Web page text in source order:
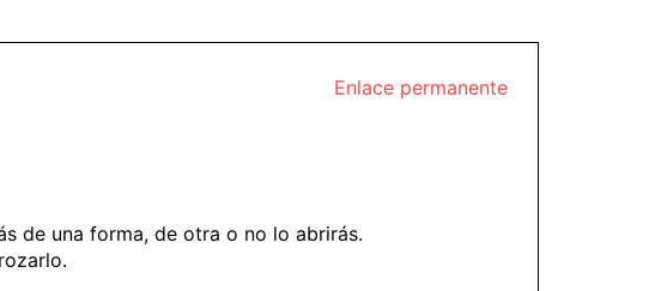
Enlace permanente
de una forma, de otra o no lo abrirás.